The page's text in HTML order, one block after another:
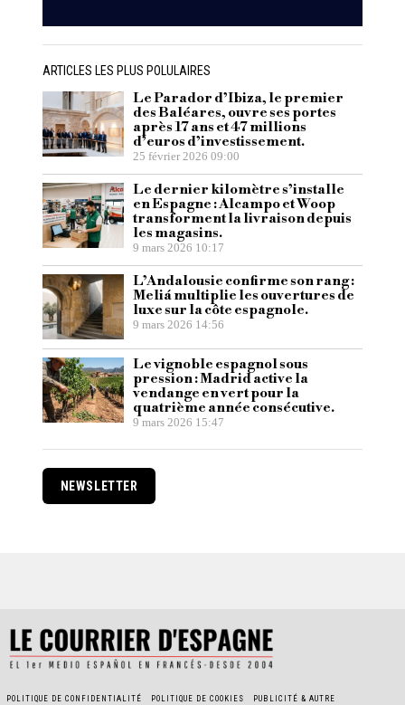
ARTICLES LES PLUS POLULAIRES
Le Parador d’Ibiza, le premier
des Baléares, ouvre ses portes
après 17 ans et 47 millions
d’euros d’investissement.
25 février 2026 09:00
Le dernier kilomètre s’installe
en Espagne : Alcampo et Woop
transforment la livraison depuis
les magasins.
9 mars 2026 10:17
L’Andalousie confirme son rang :
Meliá multiplie les ouvertures de
luxe sur la côte espagnole.
9 mars 2026 14:56
Le vignoble espagnol sous
pression : Madrid active la
vendange en vert pour la
quatrième année consécutive.
9 mars 2026 15:47
NEWSLETTER
POLITIQUE DE CONFIDENTIALITÉ POLITIQUE DE COOKIES PUBLICITÉ & AUTRE